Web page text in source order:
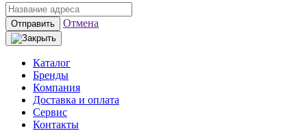
Отправить Отмена
Каталог
Бренды
Компания
Доставка и оплата
Сервис
Контакты